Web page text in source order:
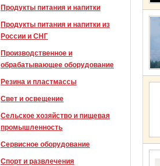
Продукты питания и напитки
Продукты питания и напитки из
России и СНГ
Производственное и
обрабатывающее оборудование
Резина и пластмассы
Свет и освещение
Сельское хозяйство и пищевая
промышленность
Сервисное оборудование
Спорт и развлечения